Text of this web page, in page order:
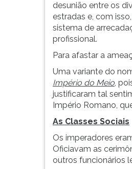
desunião entre os
estradas e, com
sistema de
profissional.
Para afastar a
Uma variante do
Império do Meio,
justificaram tal
Império Romano,
As Classes Sociais
Os imperadores
Oficiavam as
outros funcionários